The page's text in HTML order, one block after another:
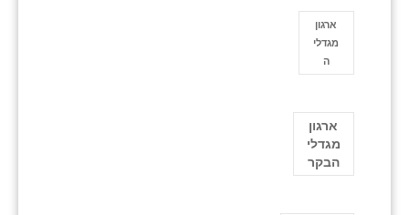
ארגון
מגדלי
ה
ארגון
מגדלי
הבקר